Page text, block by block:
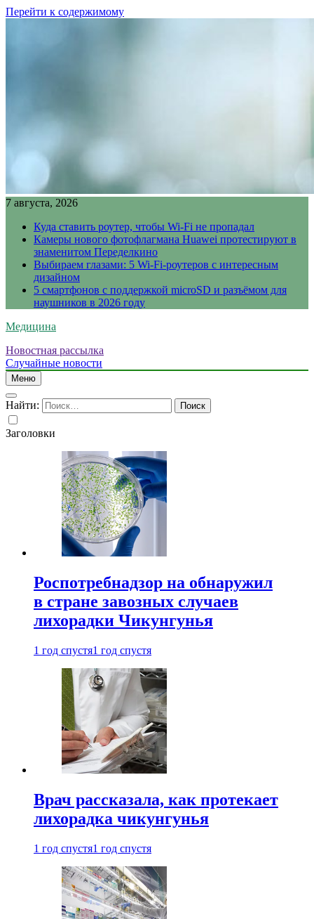
Перейти к содержимому
7 августа, 2026
Куда ставить роутер, чтобы Wi-Fi не пропадал
Камеры нового фотофлагмана Huawei протестируют в
знаменитом Переделкино
Выбираем глазами: 5 Wi-Fi-роутеров с интересным
дизайном
5 смартфонов с поддержкой microSD и разъёмом для
наушников в 2026 году
Медицина
Новостная рассылка
Случайные новости
Меню
Найти:
Заголовки
Роспотребнадзор на обнаружил
в стране завозных случаев
лихорадки Чикунгунья
1 год спустя1 год спустя
Врач рассказала, как протекает
лихорадка чикунгунья
1 год спустя1 год спустя